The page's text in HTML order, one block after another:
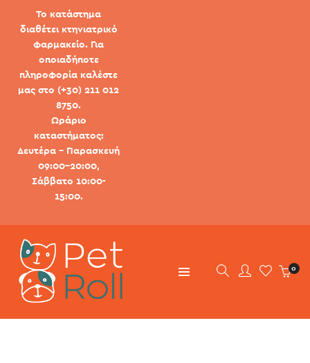
Το κατάστημα
διαθέτει κτηνιατρικό
φαρμακείο. Για
οποιαδήποτε
πληροφορία καλέστε
μας στο (+30) 211 012
8750.
Ωράριο
καταστήματος:
Δευτέρα - Παρασκευή
09:00-20:00,
Σάββατο 10:00-
15:00.
0